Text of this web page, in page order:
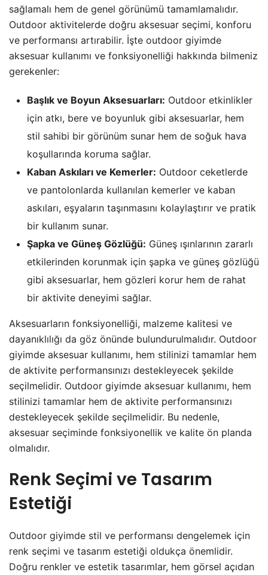
sağlamalı hem de genel görünümü tamamlamalıdır.
Outdoor aktivitelerde doğru aksesuar seçimi, konforu
ve performansı artırabilir. İşte outdoor giyimde
aksesuar kullanımı ve fonksiyonelliği hakkında bilmeniz
gerekenler:
Başlık ve Boyun Aksesuarları: Outdoor etkinlikler
için atkı, bere ve boyunluk gibi aksesuarlar, hem
stil sahibi bir görünüm sunar hem de soğuk hava
koşullarında koruma sağlar.
Kaban Askıları ve Kemerler: Outdoor ceketlerde
ve pantolonlarda kullanılan kemerler ve kaban
askıları, eşyaların taşınmasını kolaylaştırır ve pratik
bir kullanım sunar.
Şapka ve Güneş Gözlüğü: Güneş ışınlarının zararlı
etkilerinden korunmak için şapka ve güneş gözlüğü
gibi aksesuarlar, hem gözleri korur hem de rahat
bir aktivite deneyimi sağlar.
Aksesuarların fonksiyonelliği, malzeme kalitesi ve
dayanıklılığı da göz önünde bulundurulmalıdır. Outdoor
giyimde aksesuar kullanımı, hem stilinizi tamamlar hem
de aktivite performansınızı destekleyecek şekilde
seçilmelidir. Outdoor giyimde aksesuar kullanımı, hem
stilinizi tamamlar hem de aktivite performansınızı
destekleyecek şekilde seçilmelidir. Bu nedenle,
aksesuar seçiminde fonksiyonellik ve kalite ön planda
olmalıdır.
Renk Seçimi ve Tasarım
Estetiği
Outdoor giyimde stil ve performansı dengelemek için
renk seçimi ve tasarım estetiği oldukça önemlidir.
Doğru renkler ve estetik tasarımlar, hem görsel açıdan